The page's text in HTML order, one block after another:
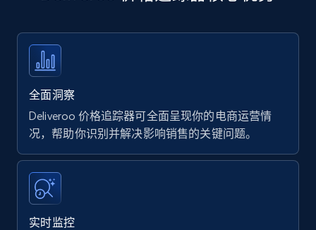
全面洞察
Deliveroo 价格追踪器可全面呈现你的电商运营情
况，帮助你识别并解决影响销售的关键问题。
实时监控